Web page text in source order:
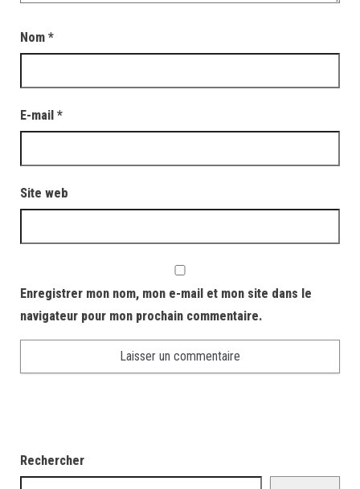
Nom *
E-mail *
Site web
Enregistrer mon nom, mon e-mail et mon site dans le
navigateur pour mon prochain commentaire.
Rechercher